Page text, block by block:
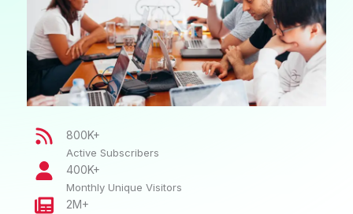
800K+
Active Subscribers
400K+
Monthly Unique Visitors
2M+